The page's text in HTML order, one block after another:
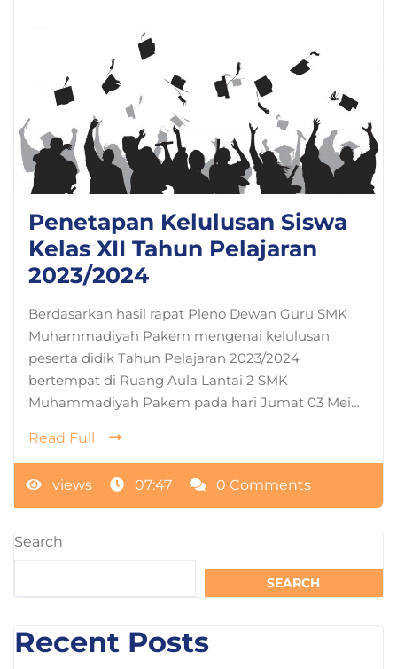
Penetapan Kelulusan Siswa
Kelas XII Tahun Pelajaran
2023/2024
Berdasarkan hasil rapat Pleno Dewan Guru SMK
Muhammadiyah Pakem mengenai kelulusan
peserta didik Tahun Pelajaran 2023/2024
bertempat di Ruang Aula Lantai 2 SMK
Muhammadiyah Pakem pada hari Jumat 03 Mei…
Read Full
views 07:47 0 Comments
Search
SEARCH
Recent Posts